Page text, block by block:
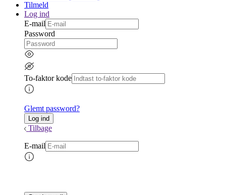
Tilmeld
Log ind
E-mail
Password
To-faktor kode
Glemt password?
Tilbage
E-mail